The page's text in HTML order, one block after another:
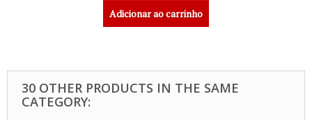
Adicionar ao carrinho
30 OTHER PRODUCTS IN THE SAME
CATEGORY: